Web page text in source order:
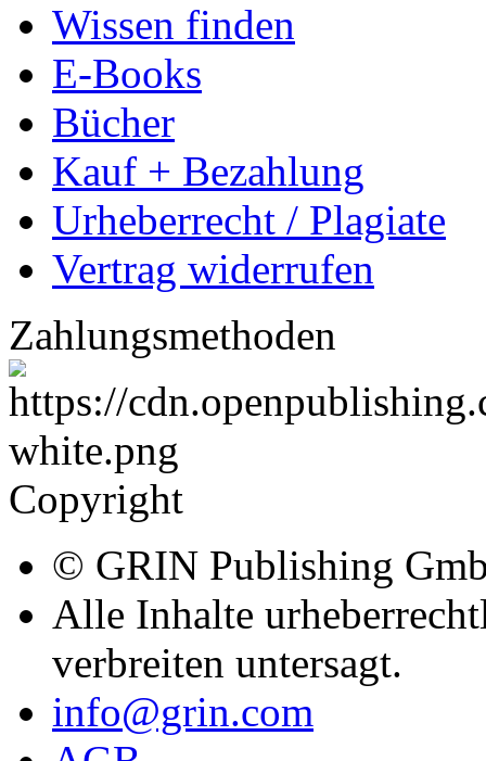
Wissen finden
E-Books
Bücher
Kauf + Bezahlung
Urheberrecht / Plagiate
Vertrag widerrufen
Zahlungsmethoden
Copyright
© GRIN Publishing
Alle Inhalte
verbreiten untersagt.
info@grin.com